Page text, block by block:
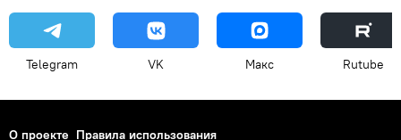
Telegram VK Макс Rutube
О проекте Правила использования